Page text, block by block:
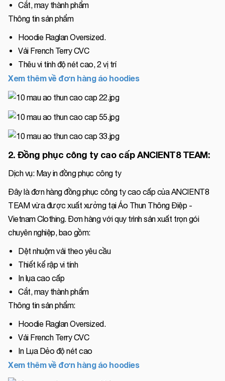
Cắt, may thành phẩm
Thông tin sản phẩm
Hoodie Raglan Oversized.
Vải French Terry CVC
Thêu vi tính độ nét cao, 2 vị trí
Xem thêm về đơn hàng áo hoodies
2. Đồng phục công ty cao cấp ANCIENT8 TEAM:
Dịch vụ: May in đồng phục công ty
Đây là đơn hàng đồng phục công ty cao cấp của ANCIENT8
TEAM vừa được xuất xưởng tại Áo Thun Thông Điệp -
Vietnam Clothing. Đơn hàng với quy trình sản xuất trọn gói
chuyên nghiệp, bao gồm:
Dệt nhuộm vải theo yêu cầu
Thiết kế rập vi tính
In lụa cao cấp
Cắt, may thành phẩm
Thông tin sản phẩm:
Hoodie Raglan Oversized.
Vải French Terry CVC
In Lụa Dẻo độ nét cao
Xem thêm về đơn hàng áo hoodies